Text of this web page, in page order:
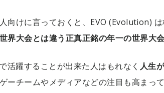
向けに言っておくと、EVO (Evolution)
界大会とは違う正真正銘の年一の世界大
活躍することが出来た人はもれなく 人生
ーチームやメディアなどの注目も高まっ